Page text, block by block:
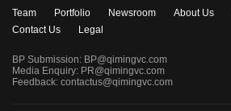
Team Portfolio Newsroom About Us
Contact Us
Legal
BP Submission: BP@qimingvc.com
Media Enquiry: PR@qimingvc.com
Feedback: contactus@qimingvc.com